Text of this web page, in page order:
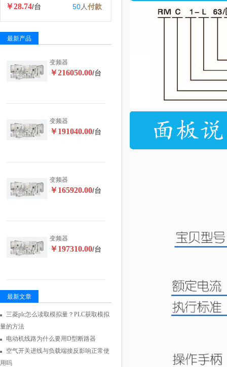
￥28.74/台 50人付款
最新产品
变频器
￥216050.00/台
变频器
￥191040.00/台
变频器
￥165920.00/台
变频器
￥197310.00/台
最新文章
三菱plc怎么读取模拟量？PLC获取模拟
量的方法
电动机线路为什么要用D型断路器
空气开关进线与负载端接反影响正常使
用吗